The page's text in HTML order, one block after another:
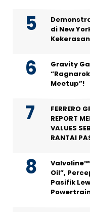
di New
Gravity
Meetup”!
FERRERO
REPORT
VALUES
RANTAI
Oil”,
Pasifik